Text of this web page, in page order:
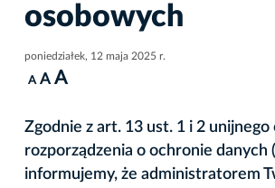
osobowych
poniedziałek, 12 maja 2025 r.
A A A
Zgodnie z art. 13 ust. 1 i 2 unijnego
rozporządzenia o ochronie danych
informujemy, że administratorem